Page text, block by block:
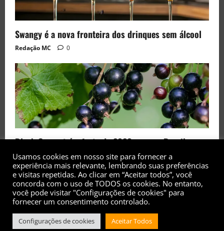
Swangy é a nova fronteira dos drinques sem álcool
Redação MC 0
Black Currant é a fruta de 2026 rara no Brasil
Redação MC 0
Copyright© 2017 - 2026 - Todos os direitos
Usamos cookies em nosso site para fornecer a
experiência mais relevante, lembrando suas preferências
e visitas repetidas. Ao clicar em “Aceitar todos”, você
concorda com o uso de TODOS os cookies. No entanto,
você pode visitar "Configurações de cookies" para
fornecer um consentimento controlado.
Configurações de cookies Aceitar Todos